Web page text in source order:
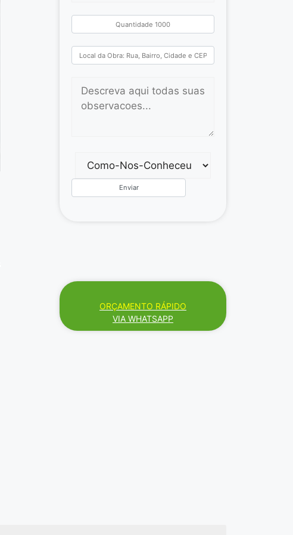
ORÇAMENTO RÁPIDO
VIA WHATSAPP